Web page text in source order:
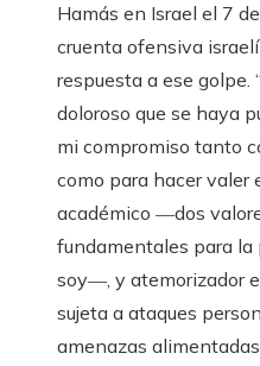
Hamás en Israel el 7
cruenta ofensiva
respuesta a ese golpe.
doloroso que se haya
mi compromiso tanto
como para hacer valer
académico ―dos
fundamentales para la
soy―, y atemorizador
sujeta a ataques
amenazas